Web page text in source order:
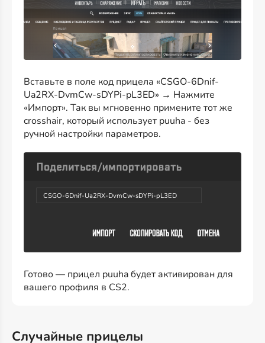
Вставьте в поле код прицела «CSGO-6Dnif-
Ua2RX-DvmCw-sDYPi-pL3ED» → Нажмите
«Импорт». Так вы мгновенно примените тот же
crosshair, который использует puuha - без
ручной настройки параметров.
CSGO-6Dnif-Ua2RX-DvmCw-sDYPi-pL3ED
Готово — прицел puuha будет активирован для
вашего профиля в CS2.
Случайные прицелы